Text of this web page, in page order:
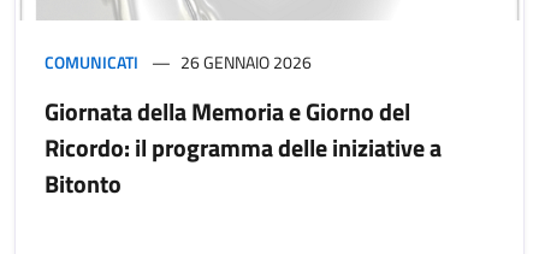
COMUNICATI 26 GENNAIO 2026
Giornata della Memoria e Giorno del
Ricordo: il programma delle iniziative a
Bitonto